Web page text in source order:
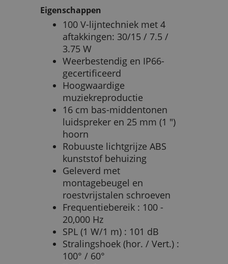
Eigenschappen
100 V-lijntechniek met 4
aftakkingen: 30/15 / 7.5 /
3.75 W
Weerbestendig en IP66-
gecertificeerd
Hoogwaardige
muziekreproductie
16 cm bas-middentonen
luidspreker en 25 mm (1 ")
hoorn
Robuuste lichtgrijze ABS
kunststof behuizing
Geleverd met
montagebeugel en
roestvrijstalen schroeven
Frequentiebereik : 100 -
20,000 Hz
SPL (1 W/1 m) : 101 dB
Stralingshoek (hor. / Vert.) :
100° / 60°